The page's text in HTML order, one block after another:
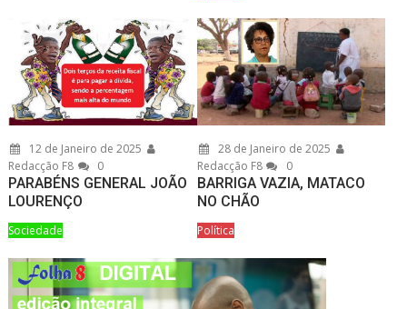
12 de Janeiro de 2025
Redacção F8
0
PARABÉNS GENERAL JOÃO
LOURENÇO
Sociedade
28 de Janeiro de 2025
Redacção F8
0
BARRIGA VAZIA, MATACO
NO CHÃO
Política